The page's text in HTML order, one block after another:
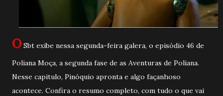
O Sbt exibe nessa segunda-feira galera, o episódio 46 de
Poliana Moça, a segunda fase de as Aventuras de Poliana.
Nesse capitulo, Pinóquio apronta e algo façanhoso
acontece. Confira o resumo completo, com tudo o que vai